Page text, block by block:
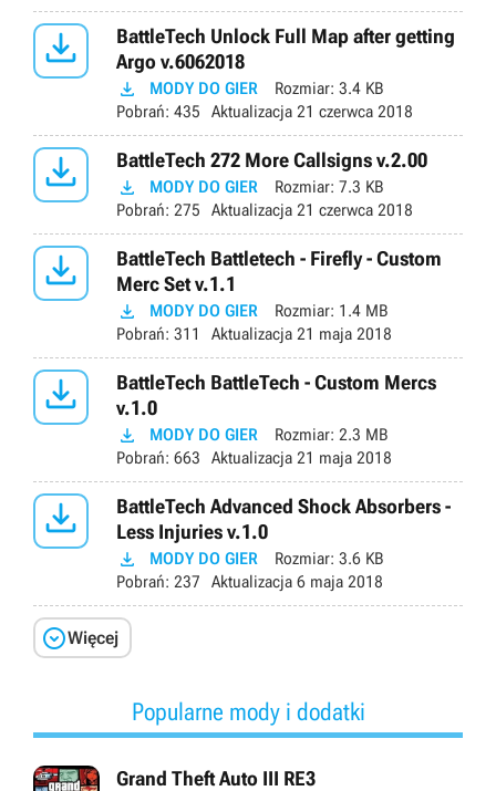

BattleTech Unlock Full Map after getting
Argo v.6062018
 MODY DO GIER Rozmiar: 3.4 KB
Pobrań: 435 Aktualizacja 21 czerwca 2018
 BattleTech 272 More Callsigns v.2.00
 MODY DO GIER Rozmiar: 7.3 KB
Pobrań: 275 Aktualizacja 21 czerwca 2018

BattleTech Battletech - Firefly - Custom
Merc Set v.1.1
 MODY DO GIER Rozmiar: 1.4 MB
Pobrań: 311 Aktualizacja 21 maja 2018

BattleTech BattleTech - Custom Mercs
v.1.0
 MODY DO GIER Rozmiar: 2.3 MB
Pobrań: 663 Aktualizacja 21 maja 2018

BattleTech Advanced Shock Absorbers -
Less Injuries v.1.0
 MODY DO GIER Rozmiar: 3.6 KB
Pobrań: 237 Aktualizacja 6 maja 2018
Więcej
Popularne mody i dodatki
Grand Theft Auto III RE3